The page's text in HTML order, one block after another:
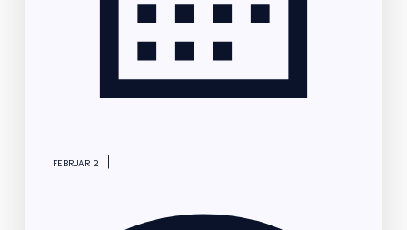
FEBRUAR 2